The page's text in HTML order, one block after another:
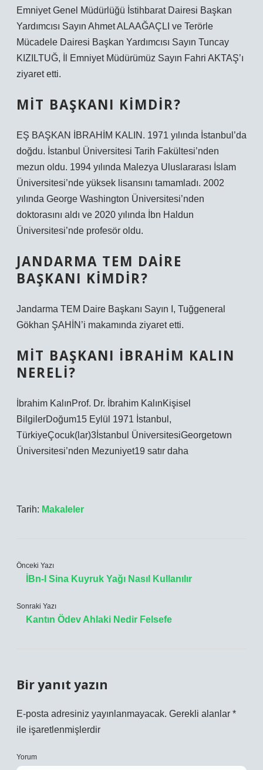
Emniyet Genel Müdürlüğü İstihbarat Dairesi Başkan
Yardımcısı Sayın Ahmet ALAAĞAÇLI ve Terörle
Mücadele Dairesi Başkan Yardımcısı Sayın Tuncay
KIZILTUĞ, İl Emniyet Müdürümüz Sayın Fahri AKTAŞ’ı
ziyaret etti.
MIT BAŞKANI KIMDIR?
EŞ BAŞKAN İBRAHİM KALIN. 1971 yılında İstanbul’da
doğdu. İstanbul Üniversitesi Tarih Fakültesi’nden
mezun oldu. 1994 yılında Malezya Uluslararası İslam
Üniversitesi’nde yüksek lisansını tamamladı. 2002
yılında George Washington Üniversitesi’nden
doktorasını aldı ve 2020 yılında İbn Haldun
Üniversitesi’nde profesör oldu.
JANDARMA TEM DAIRE
BAŞKANI KIMDIR?
Jandarma TEM Daire Başkanı Sayın I, Tuğgeneral
Gökhan ŞAHİN’i makamında ziyaret etti.
MIT BAŞKANI İBRAHIM KALIN
NERELI?
İbrahim KalınProf. Dr. İbrahim KalınKişisel
BilgilerDoğum15 Eylül 1971 İstanbul,
TürkiyeÇocuk(lar)3İstanbul ÜniversitesiGeorgetown
Üniversitesi’nden Mezuniyet19 satır daha
Tarih: Makaleler
Önceki Yazı
İBn-I Sina Kuyruk Yağı Nasıl Kullanılır
Sonraki Yazı
Kantın Ödev Ahlaki Nedir Felsefe
Bir yanıt yazın
E-posta adresiniz yayınlanmayacak. Gerekli alanlar *
ile işaretlenmişlerdir
Yorum